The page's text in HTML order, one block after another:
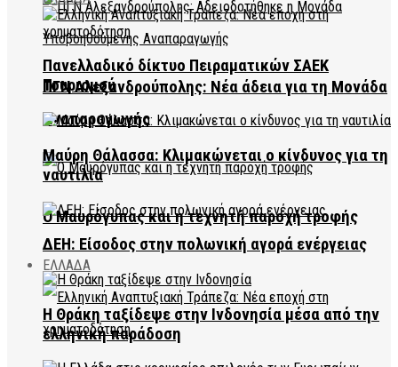
ΠΓΝ Αλεξανδρούπολης: Νέα άδεια για τη Μονάδα
Αναπαραγωγής
Ο Μαυρόγυπας και η τεχνητή παροχή τροφής
ΕΛΛΑΔΑ
Πανελλαδικό δίκτυο Πειραματικών ΣΑΕΚ
Τουρισμού
Μαύρη Θάλασσα: Κλιμακώνεται ο κίνδυνος για τη
ναυτιλία
ΔΕΗ: Είσοδος στην πολωνική αγορά ενέργειας
Η Θράκη ταξίδεψε στην Ινδονησία μέσα από την
ελληνική παράδοση